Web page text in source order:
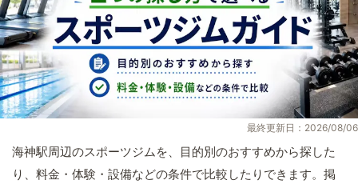
最終更新日：2026/08/06
海神駅周辺のスポーツジムを、目的別のおすすめから探した
り、料金・体験・設備などの条件で比較したりできます。掲